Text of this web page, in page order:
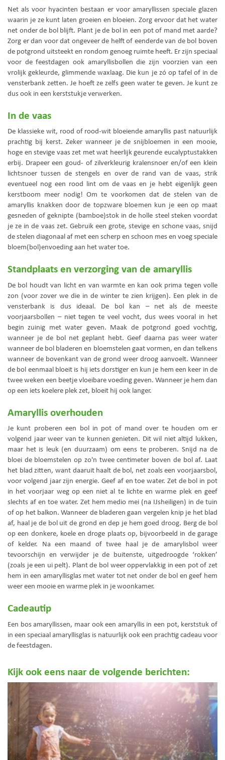
Net als voor hyacinten bestaan er voor amaryllissen speciale glazen
waarin je ze kunt laten groeien en bloeien. Zorg ervoor dat het water
net onder de bol blijft. Plant je de bol in een pot of mand met aarde?
Zorg er dan voor dat ongeveer de helft of eenderde van de bol boven
de potgrond uitsteekt en rondom genoeg ruimte heeft. Er zijn speciaal
voor de feestdagen ook amaryllisbollen die zijn voorzien van een
vrolijk gekleurde, glimmende waxlaag. Die kun je zó op tafel of in de
vensterbank zetten. Je hoeft ze zelfs geen water te geven. Je kunt ze
dus ook in een kerststukje verwerken.
In de vaas
De klassieke wit, rood of rood-wit bloeiende amaryllis past natuurlijk
prachtig bij kerst. Zeker wanneer je de snijbloemen in een mooie,
hoge en stevige vaas zet met wat heerlijk geurende eucalyptustakken
erbij. Drapeer een goud- of zilverkleurig kralensnoer en/of een klein
lichtsnoer tussen de stengels en over de rand van de vaas, strik
eventueel nog een rood lint om de vaas en je hebt eigenlijk geen
kerstboom meer nodig! Om te voorkomen dat de stelen van de
amaryllis knakken door de topzware bloemen kun je een op maat
gesneden of geknipte (bamboe)stok in de holle steel steken voordat
je ze in de vaas zet. Gebruik een grote, stevige en schone vaas, snijd
de stelen diagonaal af met een scherp en schoon mes en voeg speciale
bloem(bol)envoeding aan het water toe.
Standplaats en verzorging van de amaryllis
De bol houdt van licht en van warmte en kan ook prima tegen volle
zon (voor zover we die in de winter te zien krijgen). Een plek in de
vensterbank is dus ideaal. De bol kan – net als de meeste
voorjaarsbollen – niet tegen te veel vocht, dus wees vooral in het
begin zuinig met water geven. Maak de potgrond goed vochtig,
wanneer je de bol net geplant hebt. Geef daarna pas weer water
wanneer de bol bladeren en bloemstelen gaat vormen, en dan telkens
wanneer de bovenkant van de grond weer droog aanvoelt. Wanneer
de bol eenmaal bloeit is hij iets dorstiger en kun je hem een keer in de
twee weken een beetje vloeibare voeding geven. Wanneer je hem dan
op een iets koelere plek zet, bloeit hij ook langer.
Amaryllis overhouden
Je kunt proberen een bol in pot of mand over te houden om er
volgend jaar weer van te kunnen genieten. Dit wil niet altijd lukken,
maar het is leuk (en duurzaam) om eens te proberen. Snijd na de
bloei de bloemstelen op zo'n twee centimeter boven de bol af. Laat
het blad zitten, want daaruit haalt de bol, net zoals een voorjaarsbol,
voor volgend jaar zijn energie. Geef af en toe water. Zet de bol in pot
in het voorjaar weg op een niet al te lichte en warme plek en geef
slechts af en toe water. Zet hem medio mei (na IJsheiligen) in de tuin
of op het balkon. Wanneer de bladeren gaan vergelen knip je het blad
af, haal je de bol uit de grond en dep je hem goed droog. Berg de bol
op een donkere, koele en droge plaats op, bijvoorbeeld in de garage
of kelder. Na een maand of twee haal je de amarylisbol weer
tevoorschijn en verwijder je de buitenste, uitgedroogde ‘rokken’
(zoals je een ui pelt). Plant de bol weer oppervlakkig in een pot of zet
hem in een amaryllisglas met water tot net onder de bol en geef hem
weer een mooie en warme plek in je woonkamer.
Cadeautip
Een bos amaryllissen, maar ook een amaryllis in een pot, kerststuk of
in een speciaal amaryllisglas is natuurlijk ook een prachtig cadeau voor
de feestdagen.
Kijk ook eens naar de volgende berichten: